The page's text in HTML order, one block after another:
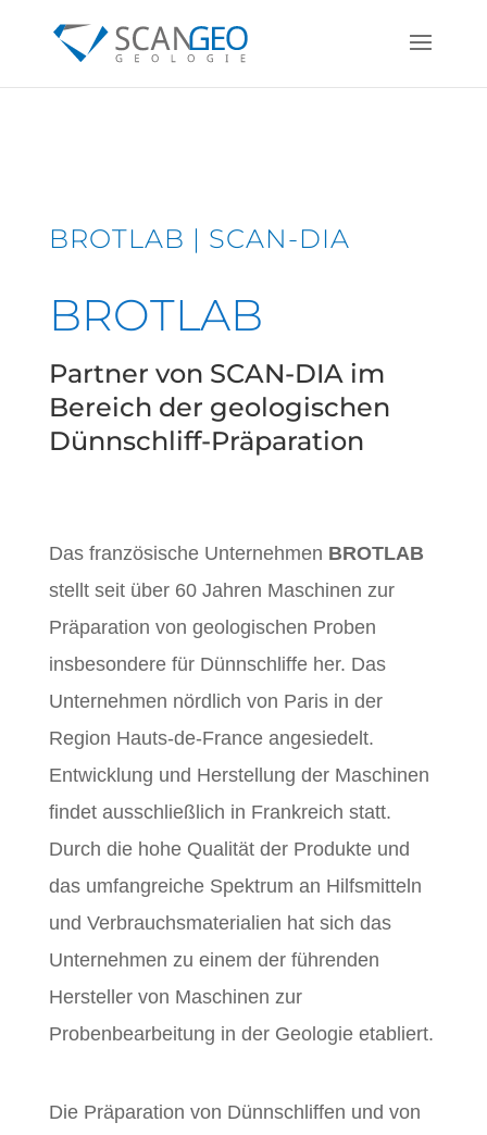
BROTLAB | SCAN-DIA
BROTLAB
Partner von SCAN-DIA im
Bereich der geologischen
Dünnschliff-Präparation
Das französische Unternehmen BROTLAB
stellt seit über 60 Jahren Maschinen zur
Präparation von geologischen Proben
insbesondere für Dünnschliffe her. Das
Unternehmen nördlich von Paris in der
Region Hauts-de-France angesiedelt.
Entwicklung und Herstellung der Maschinen
findet ausschließlich in Frankreich statt.
Durch die hohe Qualität der Produkte und
das umfangreiche Spektrum an Hilfsmitteln
und Verbrauchsmaterialien hat sich das
Unternehmen zu einem der führenden
Hersteller von Maschinen zur
Probenbearbeitung in der Geologie etabliert.
Die Präparation von Dünnschliffen und von